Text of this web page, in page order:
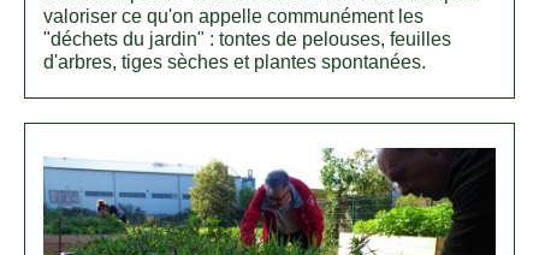
valoriser ce qu'on appelle communément les
"déchets du jardin" : tontes de pelouses, feuilles
d'arbres, tiges sèches et plantes spontanées.